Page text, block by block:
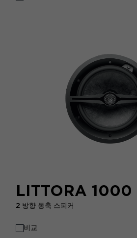
LITTORA 1000
2 방향 동축 스피커
비교